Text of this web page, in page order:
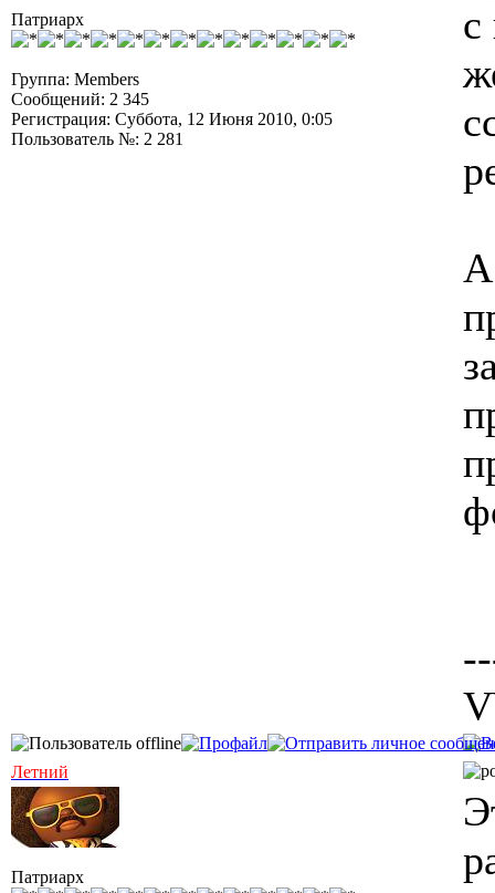
Патриарх
Группа: Members
Сообщений: 2 345
Регистрация: Суббота, 12 Июня 2010, 0:05
Пользователь №: 2 281
с
А
Летний
Патриарх